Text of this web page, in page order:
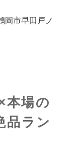
岡市早田戸ノ
本場の
品ラン